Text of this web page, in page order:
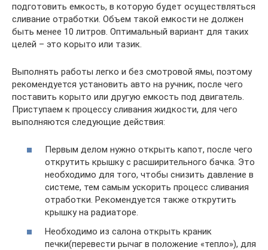
подготовить емкость, в которую будет осуществляться
сливание отработки. Объем такой емкости не должен
быть менее 10 литров. Оптимальный вариант для таких
целей – это корыто или тазик.
Выполнять работы легко и без смотровой ямы, поэтому
рекомендуется установить авто на ручник, после чего
поставить корыто или другую емкость под двигатель.
Приступаем к процессу сливания жидкости, для чего
выполняются следующие действия:
Первым делом нужно открыть капот, после чего
открутить крышку с расширительного бачка. Это
необходимо для того, чтобы снизить давление в
системе, тем самым ускорить процесс сливания
отработки. Рекомендуется также открутить
крышку на радиаторе.
Необходимо из салона открыть краник
печки(перевести рычаг в положение «тепло»), для